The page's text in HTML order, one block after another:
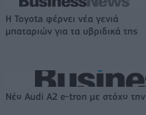
Η Toyota φέρνει νέα γενιά
μπαταριών για τα υβριδικά της
Νέο Audi A2 e-tron με στόχο